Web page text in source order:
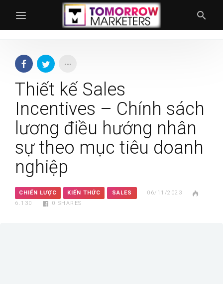
Thiết kế Sales
Incentives – Chính sách
lương điều hướng nhân
sự theo mục tiêu doanh
nghiệp
CHIẾN LƯỢC KIẾN THỨC SALES
06/11/2023
6.130
0 SHARES